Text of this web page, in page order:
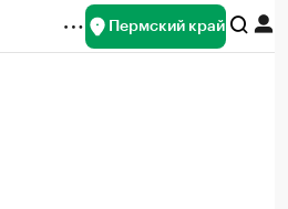
Пермский край